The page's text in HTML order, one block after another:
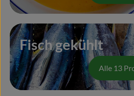
Fisch gekühlt
Alle 13